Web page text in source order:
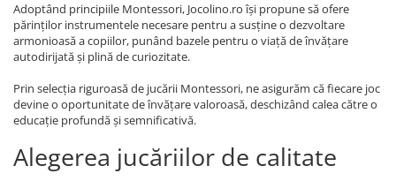
Adoptând principiile Montessori, Jocolino.ro își propune să ofere
părinților instrumentele necesare pentru a susține o dezvoltare
armonioasă a copiilor, punând bazele pentru o viață de învățare
autodirijată și plină de curiozitate.
Prin selecția riguroasă de jucării Montessori, ne asigurăm că fiecare joc
devine o oportunitate de învățare valoroasă, deschizând calea către o
educație profundă și semnificativă.
Alegerea jucăriilor de calitate